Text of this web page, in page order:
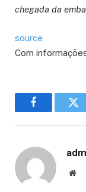
chegada da
source
Com
Facebook